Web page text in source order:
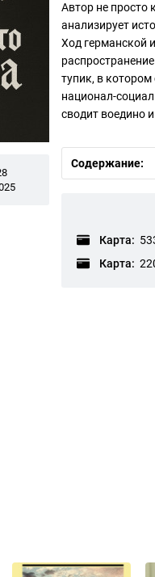
Автор не просто
анализирует
Ход германской
тупик, в котором
национал-
сводит воедино
Содержание:
Карта:
Карта: